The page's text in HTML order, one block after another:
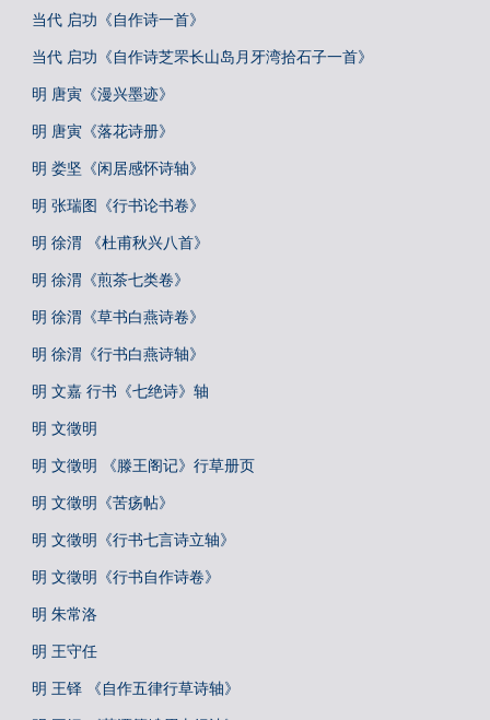
当代 启功《自作诗一首》
当代 启功《自作诗芝罘长山岛月牙湾拾石子一首》
明 唐寅《漫兴墨迹》
明 唐寅《落花诗册》
明 娄坚《闲居感怀诗轴》
明 张瑞图《行书论书卷》
明 徐渭 《杜甫秋兴八首》
明 徐渭《煎茶七类卷》
明 徐渭《草书白燕诗卷》
明 徐渭《行书白燕诗轴》
明 文嘉 行书《七绝诗》轴
明 文徵明
明 文徵明 《滕王阁记》行草册页
明 文徵明《苦疡帖》
明 文徵明《行书七言诗立轴》
明 文徵明《行书自作诗卷》
明 朱常洛
明 王守任
明 王铎 《自作五律行草诗轴》